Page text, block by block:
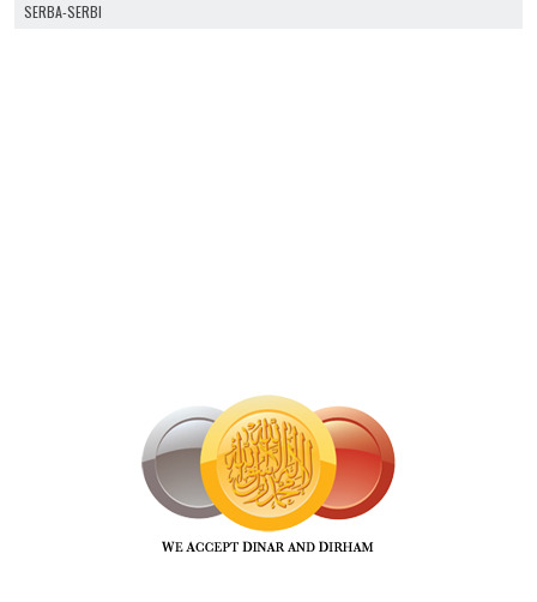
SERBA-SERBI